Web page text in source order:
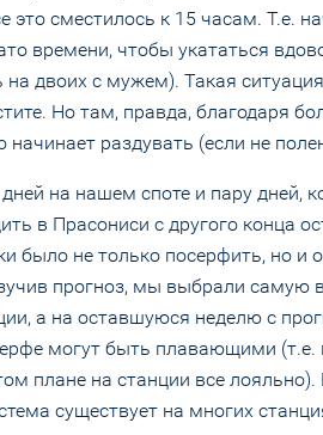
сместилось к 15 часам. Т.е.
времени, чтобы укататься
на двоих с мужем). Такая
Но там, правда, благодаря
начинает раздувать (если не
на нашем споте и пару дней,
в Прасониси с другого конца
было не только посерфить, но и
прогноз, мы выбрали самую
а на оставшуюся неделю с
могут быть плавающими (т.е.
плане на станции все
существует на многих